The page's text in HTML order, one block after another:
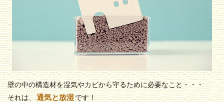
壁の中の構造材を湿気やカビから守るために必要なこと・・・
それは、通気と放湿です！